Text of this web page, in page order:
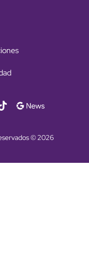
© 2026